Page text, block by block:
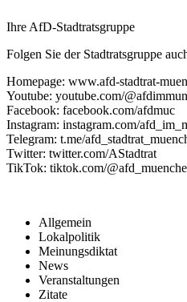
Ihre AfD-Stadtratsgruppe
Folgen Sie der Stadtratsgruppe
Homepage: www.afd-stadtrat-
Youtube: youtube.com/
Facebook: facebook.com/afdmuc
Instagram: instagram.com/
Telegram: t.me/
Twitter: twitter.com/AStadtrat
TikTok: tiktok.com/
Allgemein
Lokalpolitik
Meinungsdiktat
News
Veranstaltungen
Zitate